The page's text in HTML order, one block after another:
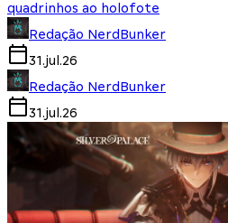
quadrinhos ao holofote
Redação NerdBunker
31.jul.26
Redação NerdBunker
31.jul.26